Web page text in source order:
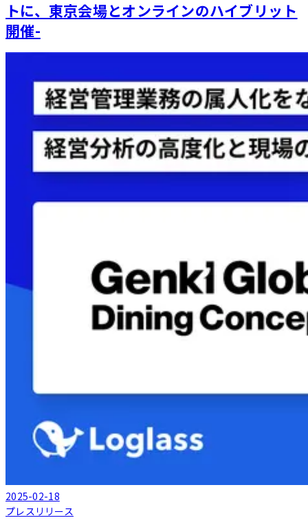
トに、東京会場とオンラインのハイブリット
開催-
2025-02-18
プレスリリース